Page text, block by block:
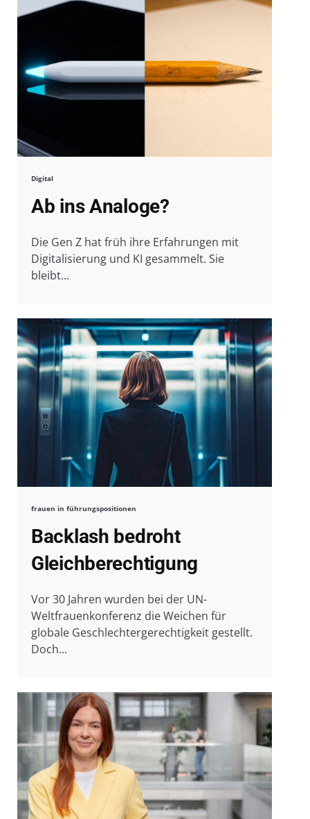
Digital
Ab ins Analoge?
Die Gen Z hat früh ihre Erfahrungen mit
Digitalisierung und KI gesammelt. Sie
bleibt...
frauen in führungspositionen
Backlash bedroht
Gleichberechtigung
Vor 30 Jahren wurden bei der UN-
Weltfrauenkonferenz die Weichen für
globale Geschlechtergerechtigkeit gestellt.
Doch...